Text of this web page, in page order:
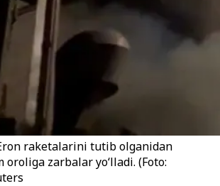
raketalarini tutib olganidan
oroliga zarbalar yo‘lladi. (Foto: